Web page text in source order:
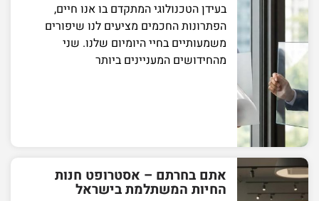
בעידן הטכנולוגי המתקדם בו אנו חיים,
הפתרונות החכמים מציעים לנו שיפורים
משמעותיים בחיי היומיום שלנו. שני
מהחידושים המעניינים ביותר
אתם בחרתם – אסטרופט חנות
החיות המשתלמת בישראל